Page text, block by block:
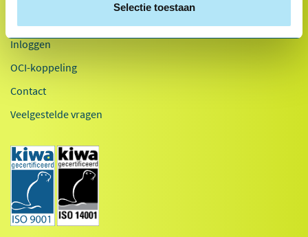
Selectie toestaan
Inloggen
OCI-koppeling
Contact
Veelgestelde vragen